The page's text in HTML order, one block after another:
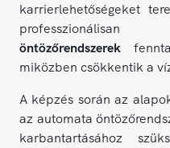
karrierlehetőségeket
öntözőrendszerek
miközben csökkentik a
A képzés során az
az automata
karbantartásához